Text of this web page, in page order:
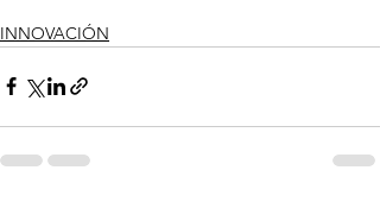
INNOVACIÓN